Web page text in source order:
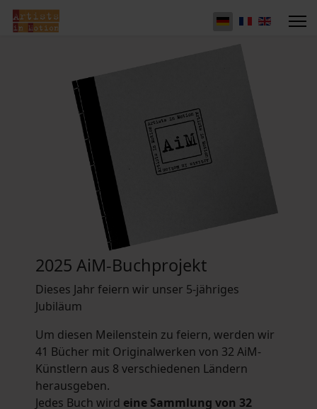
2025 AiM-Buchprojekt
Dieses Jahr feiern wir unser 5-jähriges
Jubiläum
Um diesen Meilenstein zu feiern, werden wir
41 Bücher mit Originalwerken von 32 AiM-
Künstlern aus 8 verschiedenen Ländern
herausgeben.
Jedes Buch wird eine Sammlung von 32